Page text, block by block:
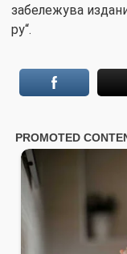
забележува
ру“.